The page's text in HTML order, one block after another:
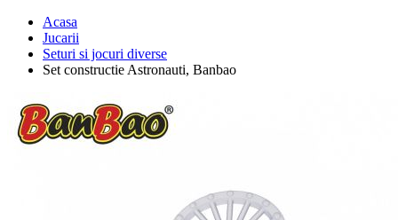
Acasa
Jucarii
Seturi si jocuri diverse
Set constructie Astronauti, Banbao